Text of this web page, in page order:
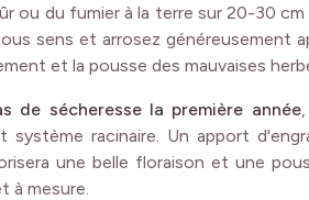
ou du fumier à la terre sur 20-30
sens et arrosez généreusement
et la pousse des mauvaises
de sécheresse la première année
système racinaire. Un apport
une belle floraison et une
à mesure.